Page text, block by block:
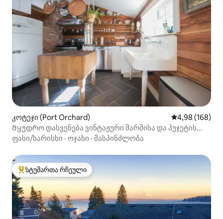
კოტეჯი (Port Orchard) საშუალო
4,98 (168)
Მყუდრო დასვენება ვინტაჟური შარმისა და პუჯეტის
ხმის ხედებით
ფასი/ხარისხი · ოჯახი · მასპინძლობა
სტუმართა რჩეული მოწინავე ვარიანტი
სტუმართა რჩეული